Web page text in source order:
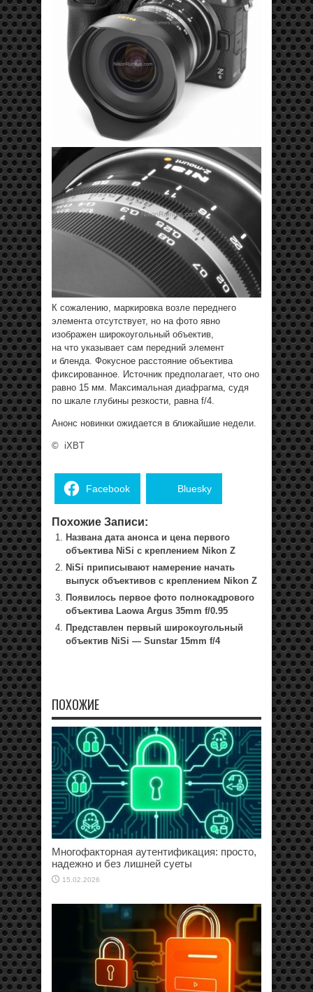
К сожалению, маркировка возле переднего
элемента отсутствует, но на фото явно
изображен широкоугольный объектив,
на что указывает сам передний элемент
и бленда. Фокусное расстояние объектива
фиксированное. Источник предполагает, что оно
равно 15 мм. Максимальная диафрагма, судя
по шкале глубины резкости, равна f/4.
Анонс новинки ожидается в ближайшие недели.
© iXBT
Facebook Bluesky
Похожие Записи:
Названа дата анонса и цена первого
объектива NiSi с креплением Nikon Z
NiSi приписывают намерение начать
выпуск объективов с креплением Nikon Z
Появилось первое фото полнокадрового
объектива Laowa Argus 35mm f/0.95
Представлен первый широкоугольный
объектив NiSi — Sunstar 15mm f/4
ПОХОЖИЕ
Многофакторная аутентификация: просто,
надежно и без лишней суеты
15.02.2026